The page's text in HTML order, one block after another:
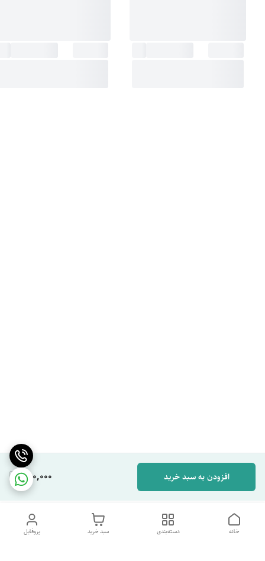
280,000 افزودن به سبد خرید
پروفایل سبد خرید دسته‌بندی خانه